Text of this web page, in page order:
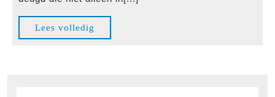
Lees volledig
volledig